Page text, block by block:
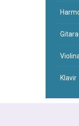
Gitara
Klavir